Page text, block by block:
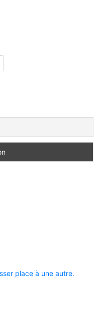
place à une autre.